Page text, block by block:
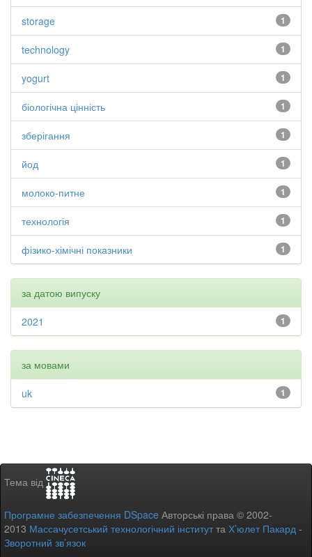
1
storage
1
technology
1
yogurt
1
біологічна цінність
1
зберігання
1
йод
1
молоко-питне
1
технологія
1
фізико-хімічні показники
за датою випуску
1
2021
за мовами
1
uk
Тема від
Програмне забезпечення DSpace Авторські права © 2002-
2013 Массачусетський технологічний інститутта Х’юлет Пакард -
Зворотний зв’язок